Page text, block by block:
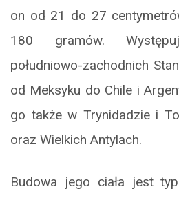
on od 21 do 27
180 gramów.
południowo-zachodnich
od Meksyku do Chile i
go także w Trynidadzie i
oraz Wielkich Antylach.
Budowa jego ciała jest